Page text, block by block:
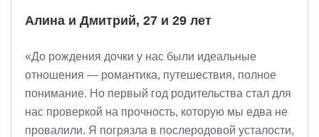
Алина и Дмитрий, 27 и 29 лет
«До рождения дочки у нас были идеальные
отношения — романтика, путешествия, полное
понимание. Но первый год родительства стал для
нас проверкой на прочность, которую мы едва не
провалили. Я погрязла в послеродовой усталости,